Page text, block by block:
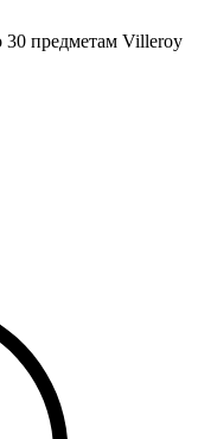
30 предметам Villeroy